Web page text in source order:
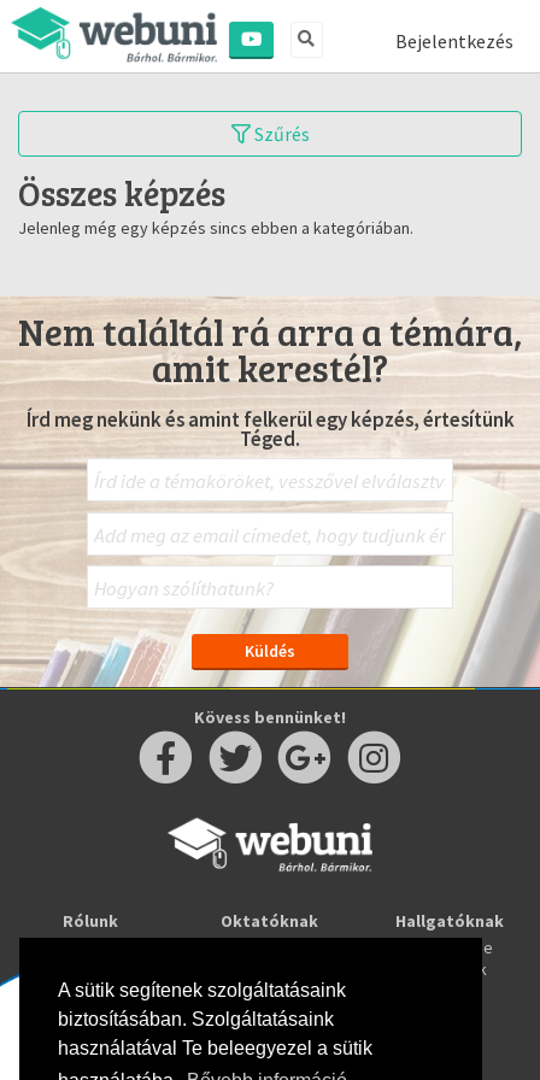
A sütik segítenek szolgáltatásaink
biztosításában. Szolgáltatásaink
használatával Te beleegyezel a sütik
Bejelentkezés
Szűrés
Összes képzés
Jelenleg még egy képzés sincs ebben a kategóriában.
Nem találtál rá arra a témára,
amit kerestél?
Írd meg nekünk és amint felkerül egy képzés, értesítünk
Téged.
Kövess bennünket!
Rólunk
Oktatóknak
Webuni Stúdió
Hallgatóknak
Tanulj online
Képzések
Info
Adatkezelési tájékoztató
ÁSZF